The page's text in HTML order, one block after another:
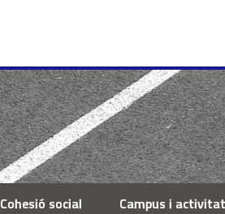
Cohesió social Campus i